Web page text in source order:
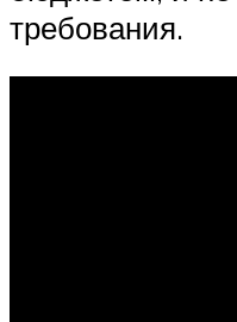
требования.